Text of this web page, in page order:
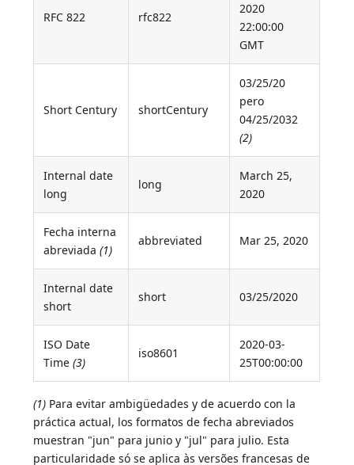
RFC 822 rfc822
2020
22:00:00
GMT
Short Century shortCentury
03/25/20
pero
04/25/2032
(2)
Internal date
long
long
March 25,
2020
Fecha interna
abreviada(1)
abbreviated Mar 25, 2020
Internal date
short
short 03/25/2020
ISO Date
Time(3)
iso8601
2020-03-
25T00:00:00
(1) Para evitar ambigüedades y de acuerdo con la
práctica actual, los formatos de fecha abreviados
muestran "jun" para junio y "jul" para julio. Esta
particularidade só se aplica às versões francesas de